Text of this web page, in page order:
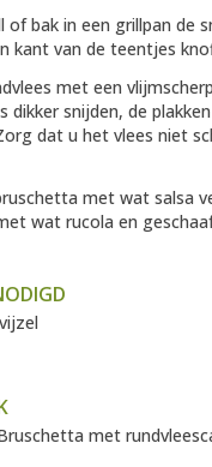
of bak in een grillpan de
kant van de teentjes
met een
dikker snijden, de
dat u het vlees niet
met wat salsa
wat rucola en
met